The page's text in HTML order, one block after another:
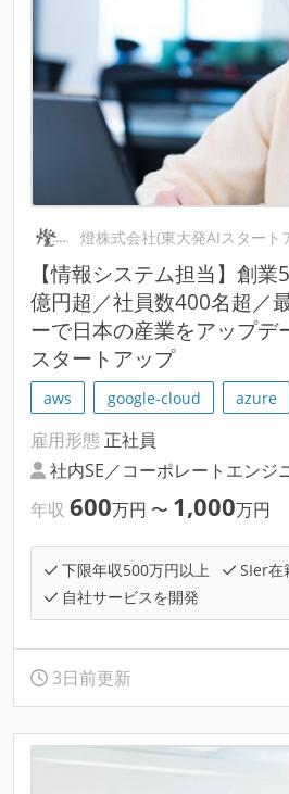
燈株式会社(東大発AIスタート
【情報システム担当】創
億円超／社員数400名超／
ーで日本の産業をアップデ
スタートアップ
aws google-cloud azure
雇用形態 正社員
社内SE／コーポレートエンジ
年収 600万円 〜 1,000万円
下限年収500万円以上
SIer在
自社サービスを開発
3日前更新